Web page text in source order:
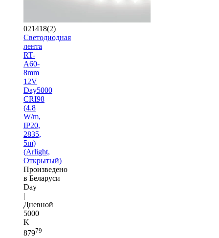
021418(2)
Светодиодная
лента
RT-
A60-
8mm
12V
Day5000
CRI98
(4.8
W/m,
IP20,
2835,
5m)
(Arlight,
Открытый)
Произведено
в Беларуси
Day
|
Дневной
5000
K
87979